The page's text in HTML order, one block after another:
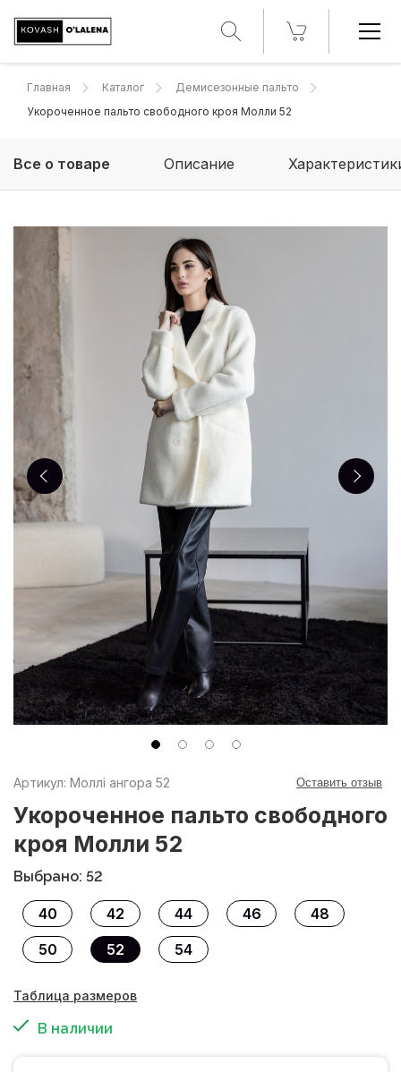
Главная Каталог
Демисезонные пальто
Укороченное пальто свободного кроя Молли 52
Все о товаре Описание
Артикул: Моллі ангора 52 Оставить отзыв
Укороченное пальто свободного
кроя Молли 52
Выбрано: 52
40 42 44 46
48
50
52 54
Таблица размеров
В наличии